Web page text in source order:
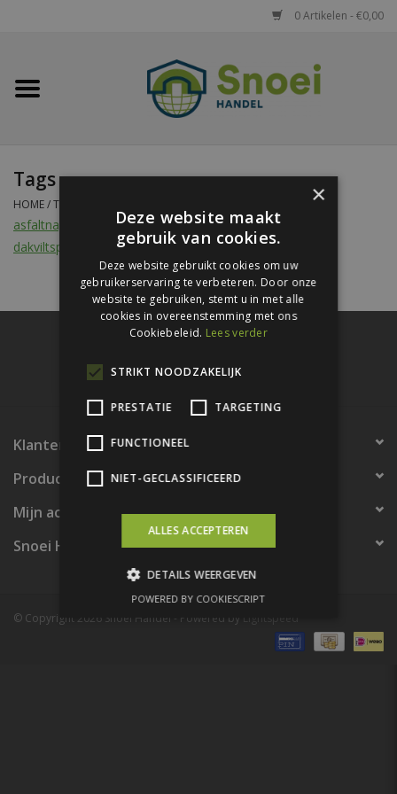
0 Artikelen - €0,00
Home
Damwandplaten
Dakpanplaten
Potdekselplaten
Sandwichpanelen
Bouwpakketten
Toebehoren
Tags
HOME/TAGS
asfaltnagels bouwplaatnagel (2)/daknagel
dakviltspijkers
/roofing nail(2)
Klantenservice
Producten
Mijn account
Snoei Handel
© Copyright 2026 Snoei Handel - Powered by Lightspeed
×
Deze website maakt
gebruik van cookies.
Deze website gebruikt cookies om uw
gebruikerservaring te verbeteren. Door onze
website te gebruiken, stemt u in met alle
cookies in overeenstemming met ons
Cookiebeleid. Lees verder
STRIKT NOODZAKELIJK
PRESTATIE TARGETING
FUNCTIONEEL
NIET-GECLASSIFICEERD
ALLES ACCEPTEREN
DETAILS WEERGEVEN
POWERED BY COOKIESCRIPT